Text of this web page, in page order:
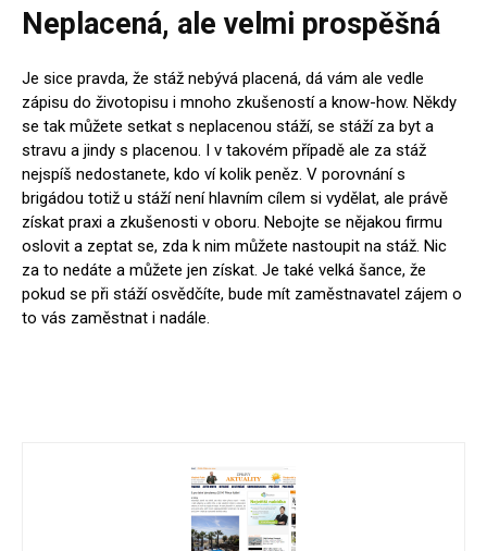
Neplacená, ale velmi prospěšná
Je sice pravda, že stáž nebývá placená, dá vám ale vedle
zápisu do životopisu i mnoho zkušeností a know-how. Někdy
se tak můžete setkat s neplacenou stáží, se stáží za byt a
stravu a jindy s placenou. I v takovém případě ale za stáž
nejspíš nedostanete, kdo ví kolik peněz. V porovnání s
brigádou totiž u stáží není hlavním cílem si vydělat, ale právě
získat praxi a zkušenosti v oboru. Nebojte se nějakou firmu
oslovit a zeptat se, zda k nim můžete nastoupit na stáž. Nic
za to nedáte a můžete jen získat. Je také velká šance, že
pokud se při stáží osvědčíte, bude mít zaměstnavatel zájem o
to vás zaměstnat i nadále.